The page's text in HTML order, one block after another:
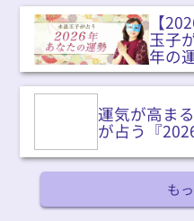
【
玉子
年の
運気が高ま
が占う『
も